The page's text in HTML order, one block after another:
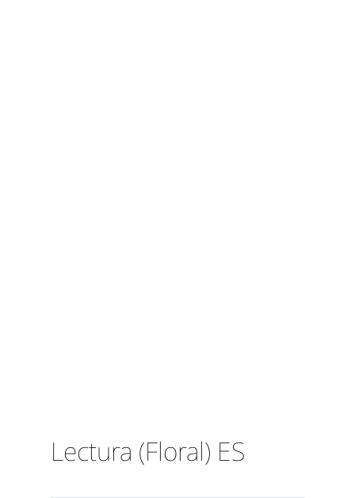
Lectura (Floral) ES